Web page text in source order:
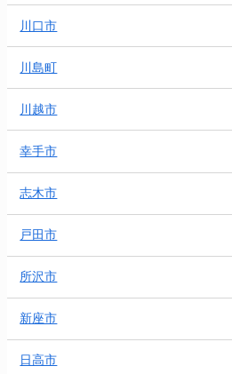
川口市
川島町
川越市
幸手市
志木市
戸田市
所沢市
新座市
日高市